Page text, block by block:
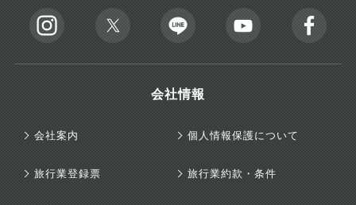
会社情報
会社案内 個人情報保護について
旅行業登録票 旅行業約款・条件